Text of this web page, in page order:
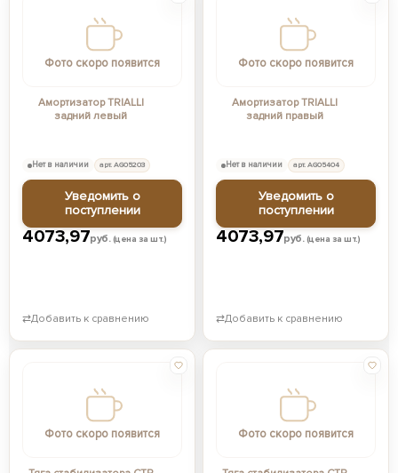
Амортизатор TRIALLI
задний левый
Фото скоро появится
4073,97руб.(цена за шт.)
Нет в наличии арт. AG05203
Уведомить о
поступлении
⇄Добавить к сравнению
Амортизатор TRIALLI
задний правый
Фото скоро появится
4073,97руб.(цена за шт.)
Нет в наличии арт. AG05404
Уведомить о
поступлении
⇄Добавить к сравнению
Фото скоро появится Фото скоро появится